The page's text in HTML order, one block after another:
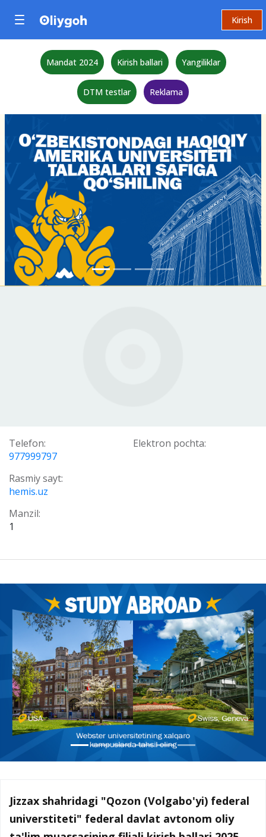
Kirish
Mandat 2024 Kirish ballari Yangiliklar
DTM testlar Reklama
Telefon:
977999797
Elektron pochta:
Rasmiy sayt:
hemis.uz
Manzil:
1
Jizzax shahridagi "Qozon (Volgabo'yi) federal
universtiteti" federal davlat avtonom oliy